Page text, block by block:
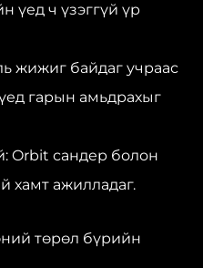
үед ч үзэггүй үр
жижиг байдаг учраас
гарын амьдрахыг
Orbit сандер болон
хамт ажилладаг.
төрөл бүрийн